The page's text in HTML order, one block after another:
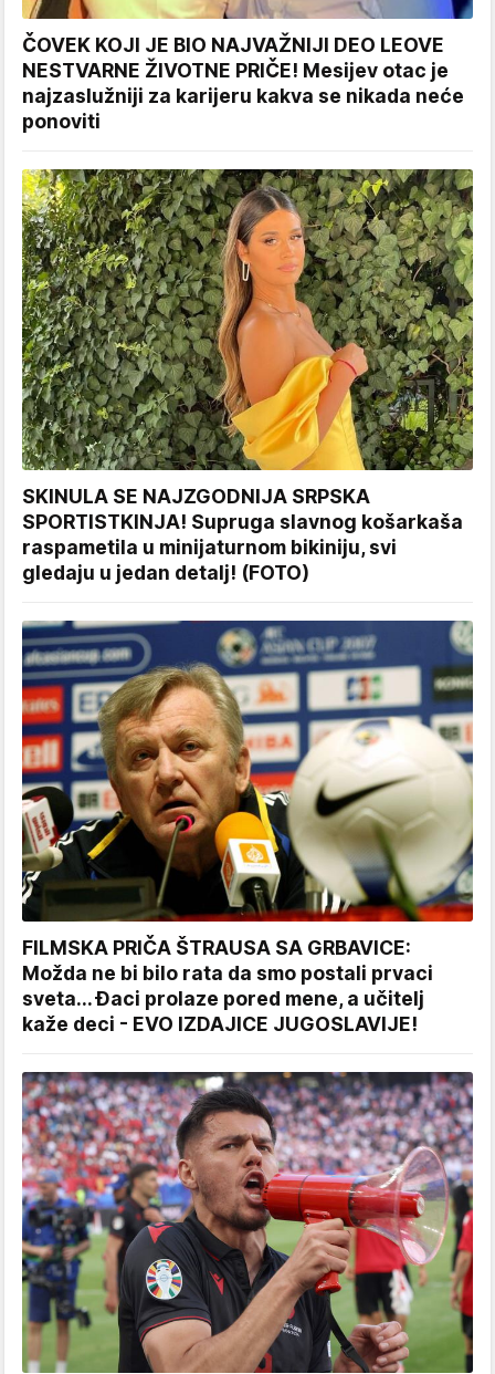
ČOVEK KOJI JE BIO NAJVAŽNIJI DEO LEOVE
NESTVARNE ŽIVOTNE PRIČE! Mesijev otac je
najzaslužniji za karijeru kakva se nikada neće
ponoviti
SKINULA SE NAJZGODNIJA SRPSKA
SPORTISTKINJA! Supruga slavnog košarkaša
raspametila u minijaturnom bikiniju, svi
gledaju u jedan detalj! (FOTO)
FILMSKA PRIČA ŠTRAUSA SA GRBAVICE:
Možda ne bi bilo rata da smo postali prvaci
sveta... Đaci prolaze pored mene, a učitelj
kaže deci - EVO IZDAJICE JUGOSLAVIJE!